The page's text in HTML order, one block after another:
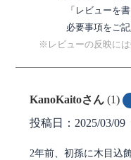
「レビューを
必要事項をご
※レビューの反映には
KanoKaito 1
投稿日 2025/03/09
2年前、初孫に木目込